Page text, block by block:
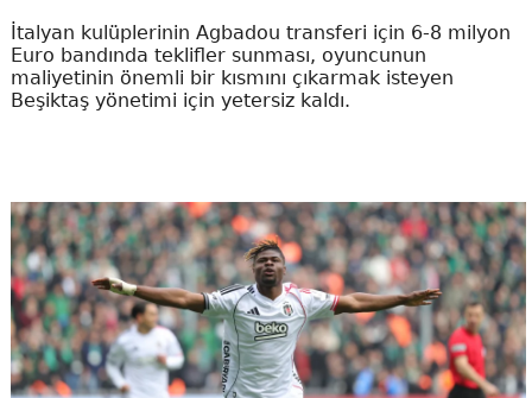
İtalyan kulüplerinin Agbadou transferi için 6-8 milyon
Euro bandında teklifler sunması, oyuncunun
maliyetinin önemli bir kısmını çıkarmak isteyen
Beşiktaş yönetimi için yetersiz kaldı.